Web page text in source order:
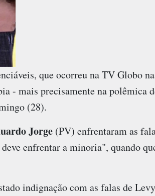
que ocorreu na TV Globo
- mais precisamente na polêmica
(28).
Jorge(PV) enfrentaram as
enfrentar a minoria", quando
indignação com as falas de